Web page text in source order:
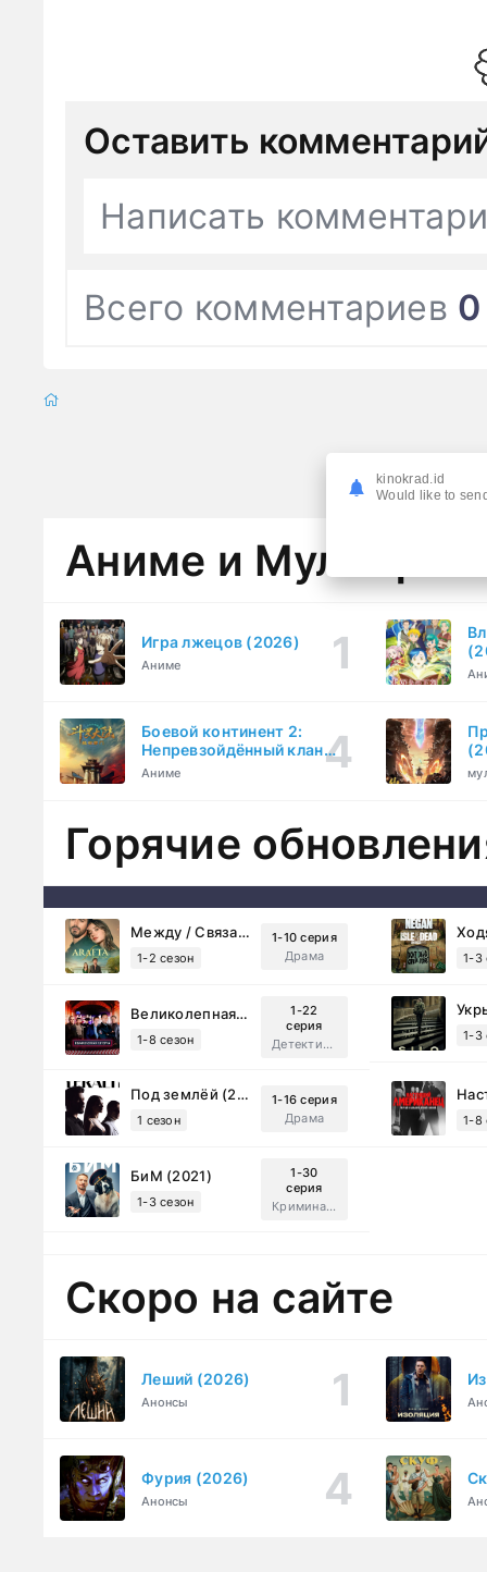
Оставить
Написать
Всего комментариев 0
Аниме и
Игра лжецов (2026)
Аниме
Боевой континент 2:
Непревзойдённый клан
Тан (2023)
Аниме
Горячие
Между / Связанные судьбой (2025)
1-2 сезон
1-10 серия
Драма
1-3
Великолепная Пятерка (2019)
1-8 сезон
1-22
серия
Детектив, Русский
1-3
Под землёй (2026)
1 сезон
1-16 серия
Драма
1-8
БиМ (2021)
1-3 сезон
1-30
серия
Криминал, Комедия
Скоро на сайте
Леший (2026)
Анонсы
Фурия (2026)
Анонсы
kinokrad.id
Would like to